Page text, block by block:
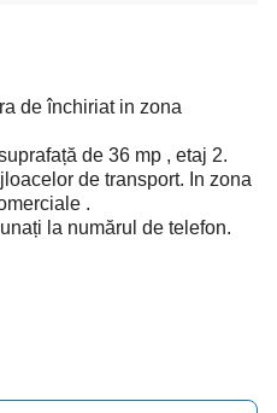
de închiriat in zona
de 36 mp , etaj 2.
de transport. In zona
.
la numărul de telefon.